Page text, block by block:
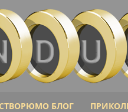
СТВОРЮМО БЛОГ